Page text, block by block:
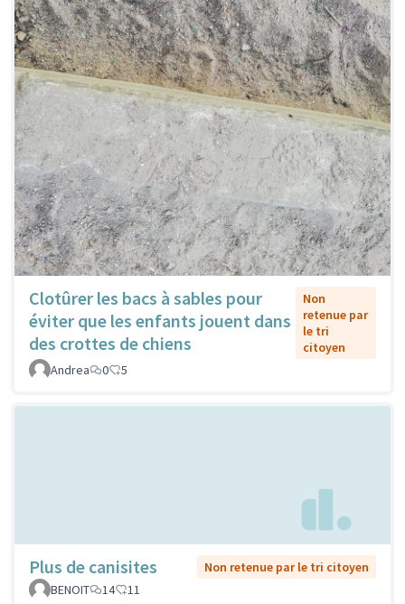
Clotûrer les bacs à sables pour
éviter que les enfants jouent dans
des crottes de chiens
Non
retenue par
le tri
citoyen
Andrea
0 5
Plus de canisites
Non retenue par le tri citoyen
BENOIT
14 11